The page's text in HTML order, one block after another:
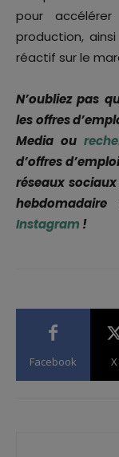
pour
production,
réactif sur le
N’oubliez pas
les offres
Media ou
d’offres
réseaux
Instagram !
Facebook X